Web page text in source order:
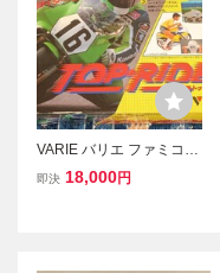
VARIE バリエ ファミコン
トップライダー VRE-R1
即決 18,000円